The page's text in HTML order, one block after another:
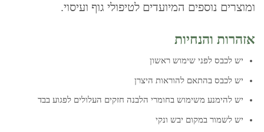
ומוצרים נוספים המיועדים לטיפולי גוף ועיסוי.
אזהרות והנחיות
יש לכבס לפני שימוש ראשון
יש לכבס בהתאם להוראות היצרן
יש להימנע משימוש בחומרי הלבנה חזקים העלולים לפגוע בבד
יש לשמור במקום יבש ונקי